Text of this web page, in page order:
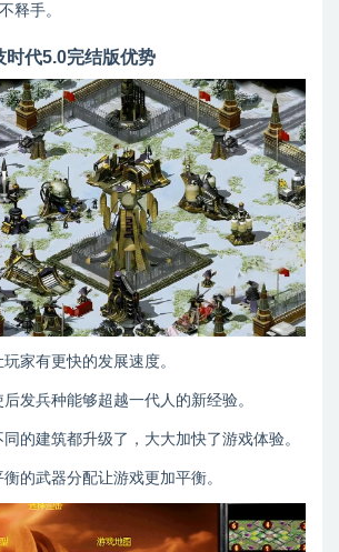
释手。
时代5.0完结版优势
家有更快的发展速度。
发兵种能够超越一代人的新经验。
的建筑都升级了，大大加快了游戏体验。
的武器分配让游戏更加平衡。